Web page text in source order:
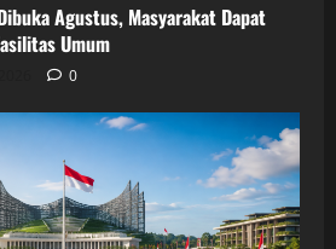
Agustus, Masyarakat Dapat
Umum
0